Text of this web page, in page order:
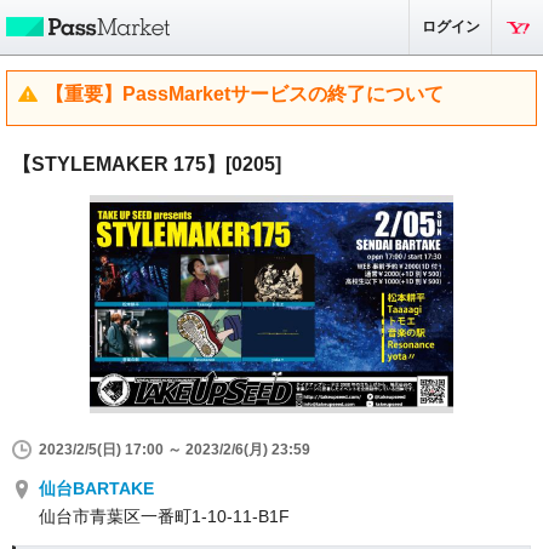
ログイン
【重要】PassMarketサービスの終了について
【STYLEMAKER 175】[0205]
2023/2/5(日) 17:00 ～ 2023/2/6(月) 23:59
仙台BARTAKE
仙台市青葉区一番町1-10-11-B1F